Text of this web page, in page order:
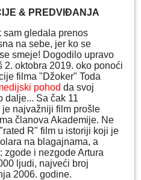
& PREDVIĐANJA
sam gledala prenos
na sebe, jer ko se
smeje! Dogodilo upravo
2. oktobra 2019. oko ponoći
filma "Džoker" Toda
pohod da svoj
dalje... Sa čak 11
najvažniji film prošle
članova Akademije. Ne
R" film u istoriji koji je
na blagajnama, a
zgode i nezgode Artura
ljudi, najveći broj
2006. godine.